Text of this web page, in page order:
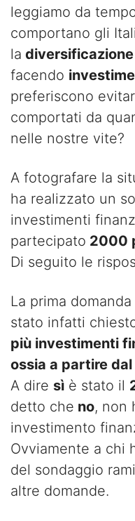
leggiamo da
comportano gli
la
facendo
preferiscono
comportati da
nelle nostre vite?
A fotografare la
ha realizzato un
investimenti
partecipato 2000
Di seguito le
La prima
stato infatti
più investimenti
ossia a partire
A dire sì è stato il
detto che no, non
investimento
Ovviamente a chi
del sondaggio
altre domande.